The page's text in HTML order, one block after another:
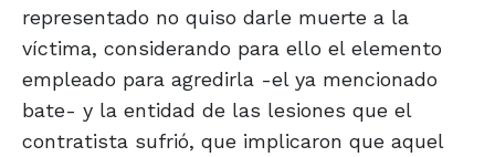
representado no quiso darle muerte a la
víctima, considerando para ello el elemento
empleado para agredirla -el ya mencionado
bate- y la entidad de las lesiones que el
contratista sufrió, que implicaron que aquel